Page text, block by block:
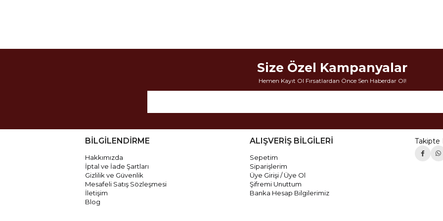
Size Özel Kampanyalar
Hemen Kayıt Ol Fırsatlardan Önce Sen Haberdar Ol!
BİLGİLENDİRME
Hakkımızda
İptal ve İade Şartları
Gizlilik ve Güvenlik
Mesafeli Satış Sözleşmesi
İletişim
Blog
ALIŞVERİŞ BİLGİLERİ
Sepetim
Siparişlerim
Üye Girişi / Üye Ol
Şifremi Unuttum
Banka Hesap Bilgilerimiz
Takipte